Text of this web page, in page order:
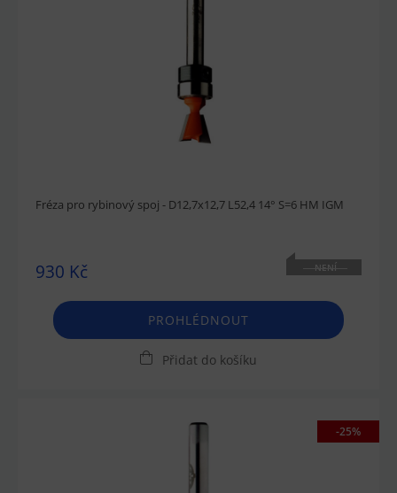
Fréza pro rybinový spoj - D12,7x12,7 L52,4 14° S=6 HM IGM
930 Kč
NENÍ
PROHLÉDNOUT
Přidat do košíku
-25%